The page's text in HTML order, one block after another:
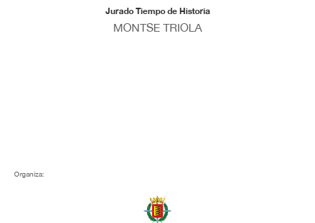
Jurado Tiempo de Historia
MONTSE TRIOLA
Organiza: